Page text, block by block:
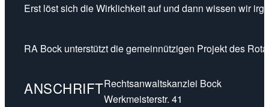
Erst löst sich die Wirklichkeit auf und dann wissen wir
RA Bock unterstützt die gemeinnützigen Projekt des
ANSCHRIFTRechtsanwaltskanzlei Bock
Werkmeisterstr. 41